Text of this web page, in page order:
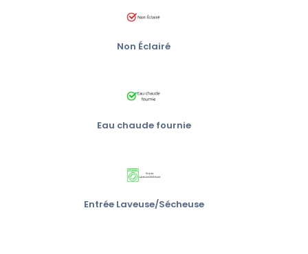
Non Éclairé
Eau chaude fournie
Entrée Laveuse/Sécheuse